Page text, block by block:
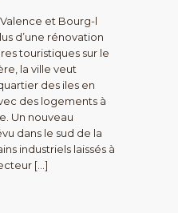
et Bourg-l
d’une rénovation
touristiques sur le
la ville veut
des iles en
des logements à
Un nouveau
dans le sud de la
industriels laissés à
[…]